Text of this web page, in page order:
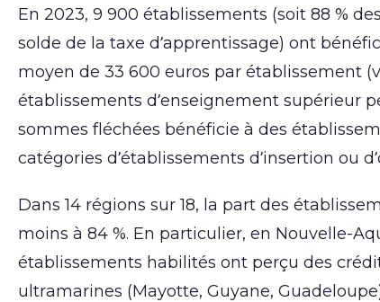
En 2023, 9 900 établissements (soit 88 %
solde de la taxe d’apprentissage) ont
moyen de 33 600 euros par établissement
établissements d’enseignement supérieur
sommes fléchées bénéficie à des
catégories d’établissements d’insertion ou
Dans 14 régions sur 18, la part des
moins à 84 %. En particulier, en Nouvelle-
établissements habilités ont perçu des
ultramarines (Mayotte, Guyane,